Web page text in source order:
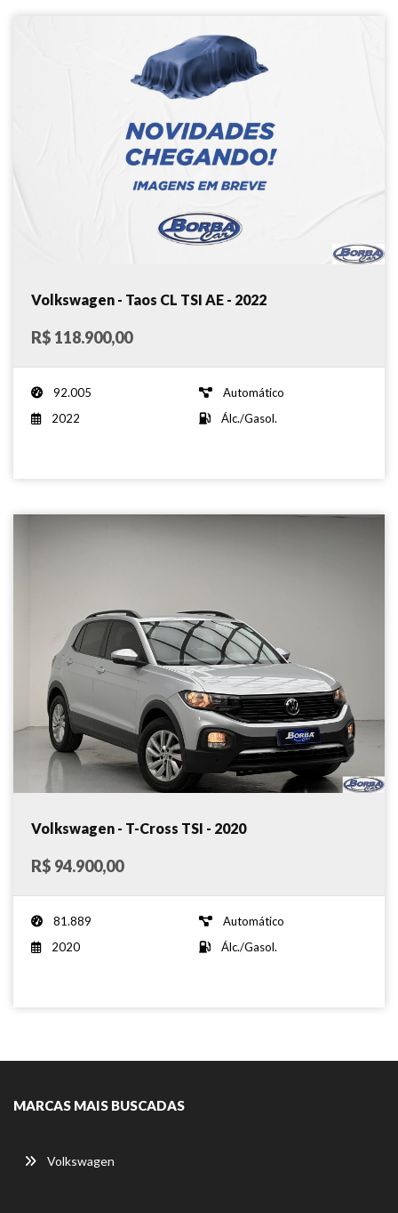
Volkswagen - Taos CL TSI AE - 2022
R$ 118.900,00
92.005
Automático
2022
Álc./Gasol.
Volkswagen - T-Cross TSI - 2020
R$ 94.900,00
81.889
Automático
2020
Álc./Gasol.
MARCAS MAIS BUSCADAS
Volkswagen